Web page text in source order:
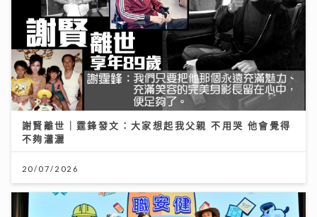
謝賢離世｜霆鋒發文：大家想起我父親 不用哭 他會覺得
不夠瀟灑
20/07/2026